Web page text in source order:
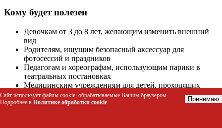
Кому будет полезен
Девочкам от 3 до 8 лет, желающим изменить внешний
вид
Родителям, ищущим безопасный аксессуар для
фотосессий и праздников
Педагогам и хореографам, использующим парики в
театральных постановках
Медицинским учреждениям для детей, проходящих
лечение, вызывающее выпадение волос
Сайт использует файлы cookie, обрабатываемые Вашим браузером.
Подробнее в Политике обработки cookie. Принимаю